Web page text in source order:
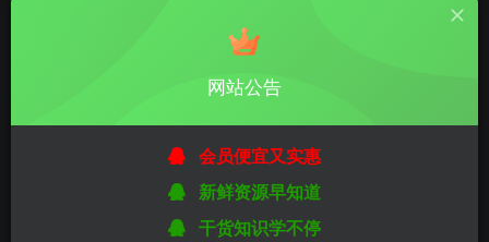
此内容为付费资源，请付费后查看
1 ￥ 18
黄金会员 免费 钻石会员 免费
立即购买
网站公告
会员便宜又实惠
新鲜资源早知道
干货知识学不停